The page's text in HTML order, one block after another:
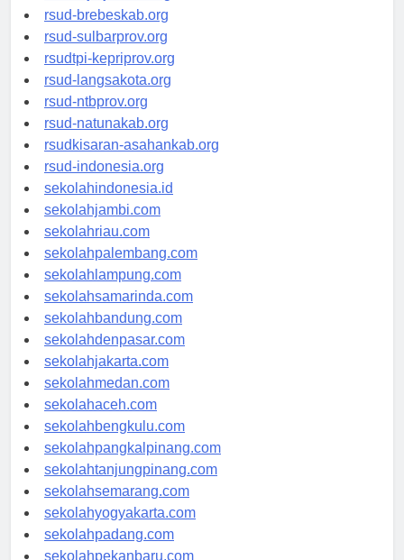
rsudkoja-jakarta.org
rsud-brebeskab.org
rsud-sulbarprov.org
rsudtpi-kepriprov.org
rsud-langsakota.org
rsud-ntbprov.org
rsud-natunakab.org
rsudkisaran-asahankab.org
rsud-indonesia.org
sekolahindonesia.id
sekolahjambi.com
sekolahriau.com
sekolahpalembang.com
sekolahlampung.com
sekolahsamarinda.com
sekolahbandung.com
sekolahdenpasar.com
sekolahjakarta.com
sekolahmedan.com
sekolahaceh.com
sekolahbengkulu.com
sekolahpangkalpinang.com
sekolahtanjungpinang.com
sekolahsemarang.com
sekolahyogyakarta.com
sekolahpadang.com